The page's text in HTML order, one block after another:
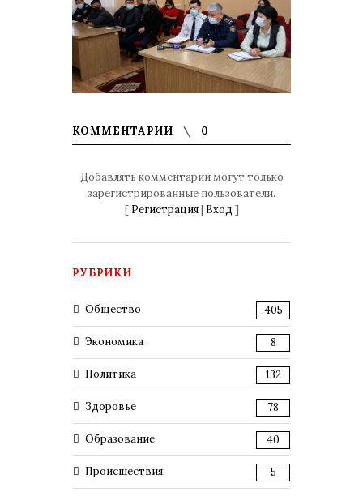
КОММЕНТАРИИ 0
Добавлять комментарии могут только
зарегистрированные пользователи.
[ Регистрация| Вход ]
РУБРИКИ
Общество 405
Экономика 8
Политика 132
Здоровье 78
Образование 40
Происшествия 5